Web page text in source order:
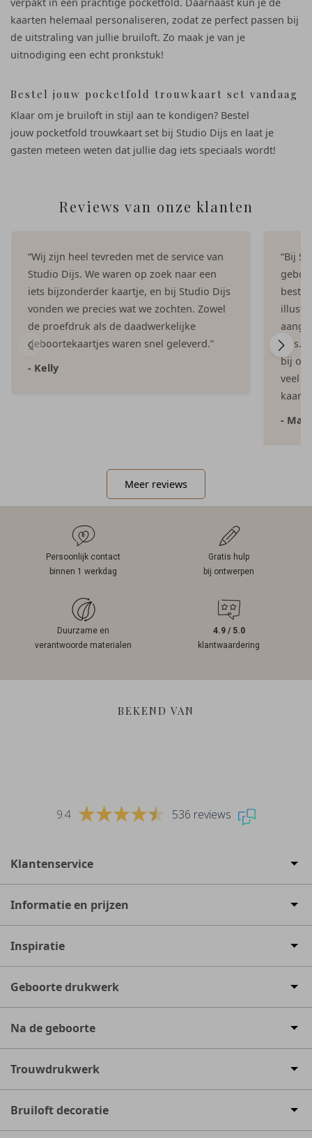
kaarten helemaal personaliseren, zodat ze perfect passen bij
de uitstraling van jullie bruiloft. Zo maak je van je
uitnodiging een echt pronkstuk!
Bestel jouw pocketfold trouwkaart set vandaag
Klaar om je bruiloft in stijl aan te kondigen? Bestel
jouw pocketfold trouwkaart set bij Studio Dijs en laat je
gasten meteen weten dat jullie dag iets speciaals wordt!
Reviews van onze klanten
“Wij zijn heel tevreden met de service van
Studio Dijs. We waren op zoek naar een
iets bijzonderder kaartje, en bij Studio Dijs
vonden we precies wat we zochten. Zowel
de proefdruk als de daadwerkelijke
geboortekaartjes waren snel geleverd.”
- Kelly
“Bij
Dijs.
bij
veel
-
Meer reviews
Persoonlijk contact
binnen 1 werkdag
Gratis hulp
bij ontwerpen
Duurzame en
verantwoorde materialen
4.9 / 5.0
klantwaardering
BEKEND VAN
Klantenservice
Informatie en prijzen
Inspiratie
Geboorte drukwerk
Na de geboorte
Trouwdrukwerk